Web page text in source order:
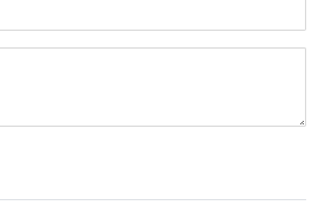
Bewertungssternen